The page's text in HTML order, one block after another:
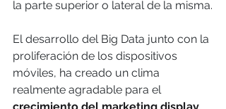
la parte superior o lateral de la misma.
El desarrollo del Big Data junto con la
proliferación de los dispositivos
móviles, ha creado un clima
realmente agradable para el
crecimiento del marketing display,